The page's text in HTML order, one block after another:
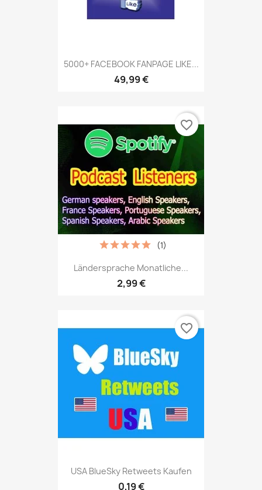
5000+ FACEBOOK FANPAGE LIKE...
49,99 €
Ländersprache Monatliche...
2,99 €
(1)
favorite_border
USA BlueSky Retweets Kaufen
0,19 €
favorite_border